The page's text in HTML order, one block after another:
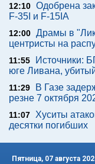
12:10 Одобрена
F-35I и F-15IA
12:00 Драмы в
центристы на
11:55
Источники:
юге Ливана,
11:29
В Газе
резне 7 октября
11:07
Хуситы
десятки погибших
Пятница, 07 августа